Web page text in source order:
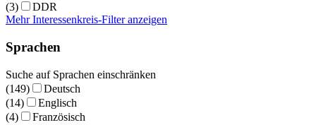
(3)
DDR
Mehr Interessenkreis-Filter anzeigen
Sprachen
Suche auf Sprachen einschränken
(149)
Deutsch
(14)
Englisch
(4)
Französisch